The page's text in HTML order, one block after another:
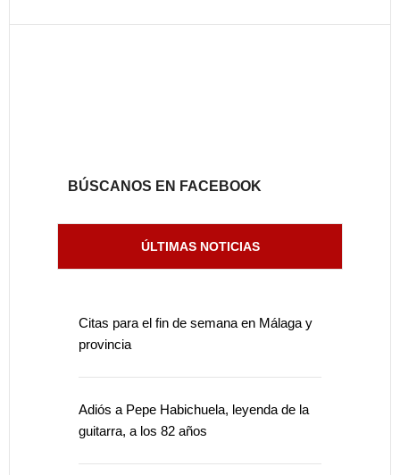
BÚSCANOS EN FACEBOOK
ÚLTIMAS NOTICIAS
Citas para el fin de semana en Málaga y
provincia
Adiós a Pepe Habichuela, leyenda de la
guitarra, a los 82 años